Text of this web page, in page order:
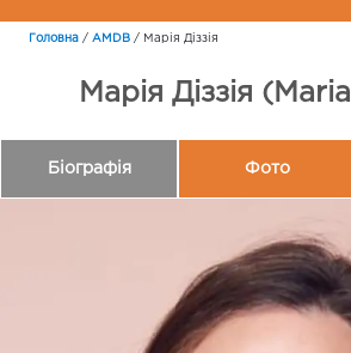
Головна / AMDB / Марія Діззія
Марія Діззія
Біографія Фото